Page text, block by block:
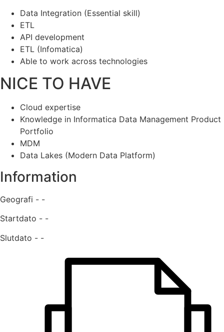
Data Integration (Essential skill)
ETL
API development
ETL (Infomatica)
Able to work across technologies
NICE TO HAVE
Cloud expertise
Knowledge in Informatica Data Management Product
Portfolio
MDM
Data Lakes (Modern Data Platform)
Information
Geografi - -
Startdato - -
Slutdato - -